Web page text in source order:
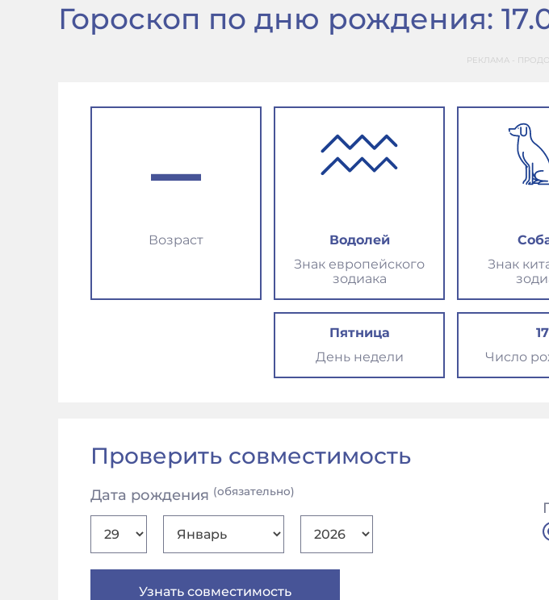
Гороскоп по дню рождения:
РЕКЛАМА -
–
Возраст
Водолей
Знак европейского
зодиака
Знак
Пятница
День недели
17
Число
Проверить совместимость
Дата рождения (обязательно)